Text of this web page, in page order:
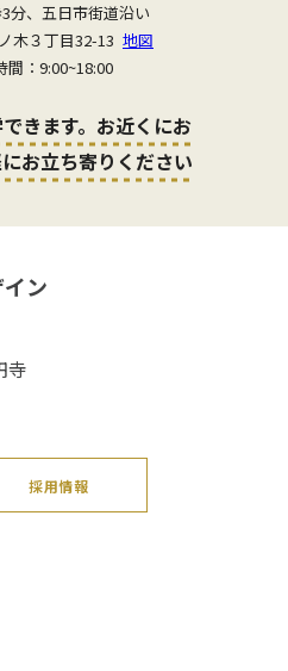
分、五日市街道沿い
木３丁目32-13 地図
間：9:00~18:00
きます。お近くにお
お立ち寄りください
ン
寺
採用情報